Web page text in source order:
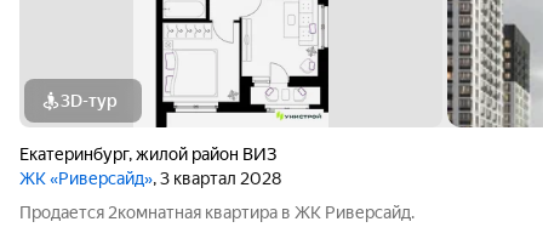
3D-тур
Екатеринбург,жилой район ВИЗ
ЖК «Риверсайд», 3 квартал 2028
Продается 2комнатная квартира в ЖК Риверсайд.